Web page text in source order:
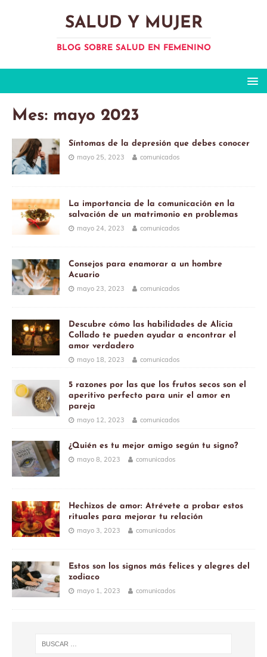
SALUD Y MUJER
BLOG SOBRE SALUD EN FEMENINO
Mes: mayo 2023
Síntomas de la depresión que debes conocer
mayo 25, 2023 comunicados
La importancia de la comunicación en la
salvación de un matrimonio en problemas
mayo 24, 2023 comunicados
Consejos para enamorar a un hombre
Acuario
mayo 23, 2023 comunicados
Descubre cómo las habilidades de Alicia
Collado te pueden ayudar a encontrar el
amor verdadero
mayo 18, 2023 comunicados
5 razones por las que los frutos secos son el
aperitivo perfecto para unir el amor en
pareja
mayo 12, 2023 comunicados
¿Quién es tu mejor amigo según tu signo?
mayo 8, 2023 comunicados
Hechizos de amor: Atrévete a probar estos
rituales para mejorar tu relación
mayo 3, 2023 comunicados
Estos son los signos más felices y alegres del
zodiaco
mayo 1, 2023 comunicados